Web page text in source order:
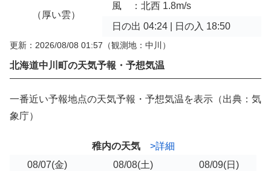
（厚い雲）
風 ：北西 1.8m/s
日の出 04:24 | 日の入 18:50
更新：2026/08/08 01:57 （観測地：中川）
北海道中川町の天気予報・予想気温
一番近い予報地点の天気予報・予想気温を表示（出典：気
象庁）
稚内の天気
>詳細
08/07(金) 08/08(土) 08/09(日)